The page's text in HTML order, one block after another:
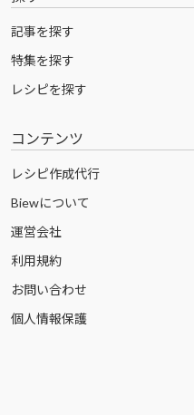
記事を探す
特集を探す
レシピを探す
コンテンツ
レシピ作成代行
Biewについて
運営会社
利用規約
お問い合わせ
個人情報保護